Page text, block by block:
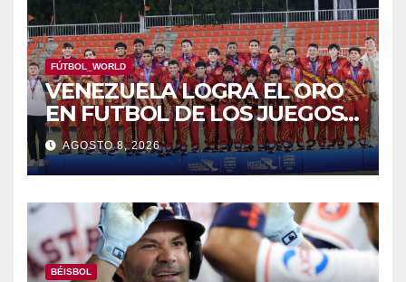
FÚTBOL_WORLD
VENEZUELA LOGRA EL ORO
EN FUTBOL DE LOS JUEGOS
CAC
AGOSTO 8, 2026
BÉISBOL